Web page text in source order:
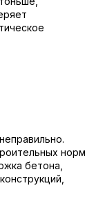
норм
бетона,